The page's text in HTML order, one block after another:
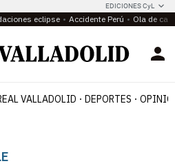
EDICIONES CyL
eclipse Accidente Perú Ola de
VALLADOLID DEPORTES